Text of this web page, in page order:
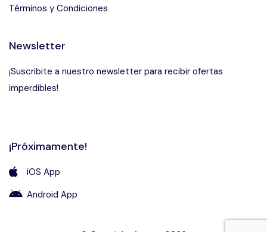
Términos y Condiciones
Newsletter
¡Suscribite a nuestro newsletter para recibir ofertas
imperdibles!
¡Próximamente!
iOS App
Android App